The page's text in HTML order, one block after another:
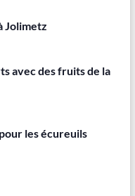
Jolimetz
avec des fruits de la
les écureuils